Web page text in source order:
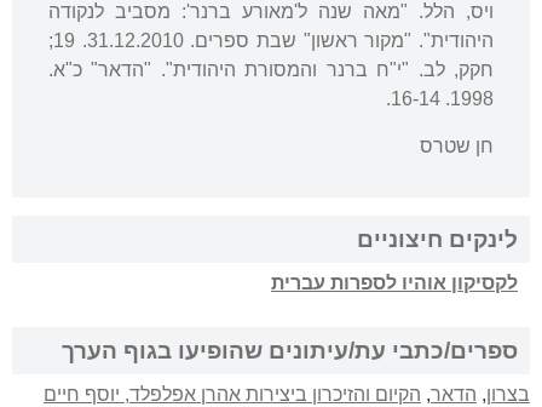
ויס, הלל. "מאה שנה ל'מאורע ברנר': מסביב לנקודה
היהודית". "מקור ראשון" שבת ספרים. 31.12.2010. 19;
חקק, לב. "י"ח ברנר והמסורת היהודית". "הדאר" כ"א.
1998. 16-14.
חן שטרס
לינקים חיצוניים
לקסיקון אוהיו לספרות עברית
ספרים/כתבי עת/עיתונים שהופיעו בגוף הערך
בצרון, הדאר, הקיום והזיכרון ביצירות אהרן אפלפלד, יוסף חיים